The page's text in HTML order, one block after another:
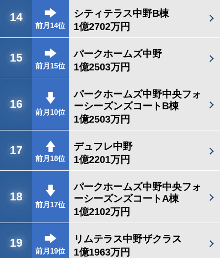
14
前月14位
シティテラス中野B棟
1億2702万円
15
前月15位
パークホームズ中野
1億2503万円
16
前月10位
パークホームズ中野中央フォ
ーシーズンズコートB棟
1億2503万円
17
前月18位
デュフレ中野
1億2201万円
18
前月17位
パークホームズ中野中央フォ
ーシーズンズコートA棟
1億2102万円
19
前月19位
リムテラス中野ザクラス
1億1963万円